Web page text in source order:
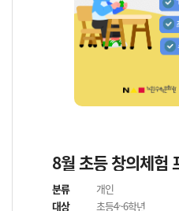
8월 초등 창의체험
분류
개인
대상
초등4~6학년